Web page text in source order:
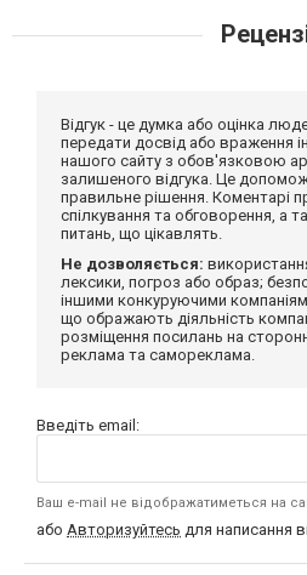
Відгук - це думка або оцінка
передати досвід або враження
нашого сайту з обов'язковою
залишеного відгука. Це
правильне рішення. Коментарі
спілкування та обговорення, а
питань, що цікавлять.
Не дозволяється:
лексики, погроз або образ;
іншими конкуруючими
що ображають діяльність
розміщення посилань на
реклама та самореклама.
Введіть email:
Ваш e-mail не відображатиметься на
або Авторизуйтесь для написання